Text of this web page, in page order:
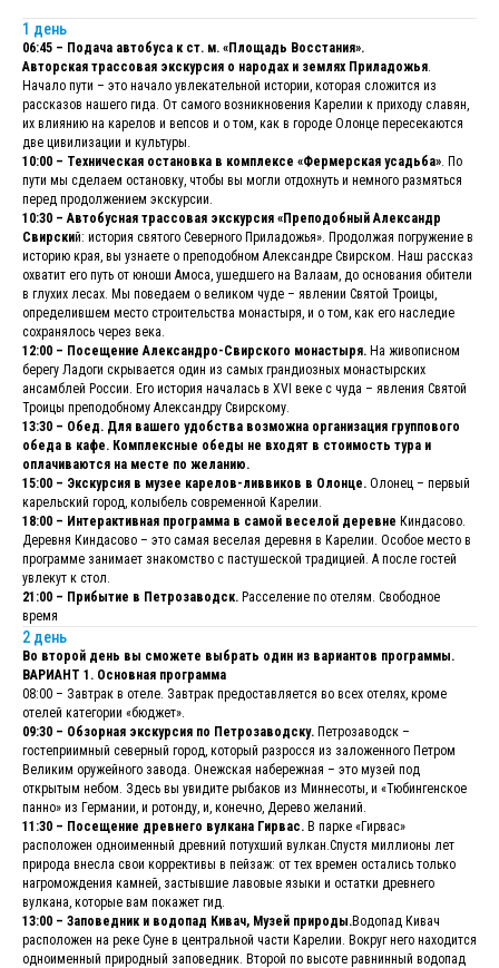
1 день
06:45 – Подача автобуса к ст. м. «Площадь Восстания».
Авторская трассовая экскурсия о народах и землях Приладожья
Начало пути – это начало увлекательной истории, которая сложится из
рассказов нашего гида. От самого возникновения Карелии к приходу славян,
их влиянию на карелов и вепсов и о том, как в городе Олонце пересекаются
две цивилизации и культуры.
10:00 – Техническая остановка в комплексе «Фермерская усадьба» . По
пути мы сделаем остановку, чтобы вы могли отдохнуть и немного размяться
перед продолжением экскурсии.
10:30 – Автобусная трассовая экскурсия «Преподобный Александр
Свирский: история святого Северного Приладожья». Продолжая погружение в
историю края, вы узнаете о преподобном Александре Свирском. Наш рассказ
охватит его путь от юноши Амоса, ушедшего на Валаам, до основания обители
в глухих лесах. Мы поведаем о великом чуде – явлении Святой Троицы,
определившем место строительства монастыря, и о том, как его наследие
сохранялось через века.
12:00 – Посещение Александро-Свирского монастыря. На живописном
берегу Ладоги скрывается один из самых грандиозных монастырских
ансамблей России. Его история началась в XVI веке с чуда – явления Святой
Троицы преподобному Александру Свирскому.
13:30 – Обед. Для вашего удобства возможна организация группового
обеда в кафе. Комплексные обеды не входят в стоимость тура и
оплачиваются на месте по желанию.
15:00 – Экскурсия в музее карелов-ливвиков в Олонце. Олонец – первый
карельский город, колыбель современной Карелии.
18:00 – Интерактивная программа в самой веселой деревне Киндасово.
Деревня Киндасово – это самая веселая деревня в Карелии. Особое место в
программе занимает знакомство с пастушеской традицией. А после гостей
увлекут к стол.
21:00 – Прибытие в Петрозаводск. Расселение по отелям. Свободное
время
2 день
Во второй день вы сможете выбрать один из вариантов программы.
ВАРИАНТ 1. Основная программа
08:00 – Завтрак в отеле. Завтрак предоставляется во всех отелях, кроме
отелей категории «бюджет».
09:30 – Обзорная экскурсия по Петрозаводску. Петрозаводск –
гостеприимный северный город, который разросся из заложенного Петром
Великим оружейного завода. Онежская набережная – это музей под
открытым небом. Здесь вы увидите рыбаков из Миннесоты, и «Тюбингенское
панно» из Германии, и ротонду, и, конечно, Дерево желаний.
11:30 – Посещение древнего вулкана Гирвас. В парке «Гирвас»
расположен одноименный древний потухший вулкан.Спустя миллионы лет
природа внесла свои коррективы в пейзаж: от тех времен остались только
нагромождения камней, застывшие лавовые языки и остатки древнего
вулкана, которые вам покажет гид.
13:00 – Заповедник и водопад Кивач, Музей природы.Водопад Кивач
расположен на реке Суне в центральной части Карелии. Вокруг него находится
одноименный природный заповедник. Второй по высоте равнинный водопад